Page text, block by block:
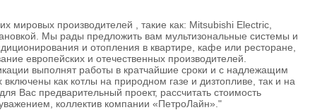
производителей , такие как: Mitsubishi Electric,
Мы рады предложить вам мультизональные системы и
и отопления в квартире, кафе или ресторане,
европейских и отечественных производителей.
выполнят работы в кратчайшие сроки и с надлежащим
как котлы на природном газе и дизтопливе, так и на
Вас предварительный проект, рассчитать стоимость
коллектив компании «ПетроЛайн»."